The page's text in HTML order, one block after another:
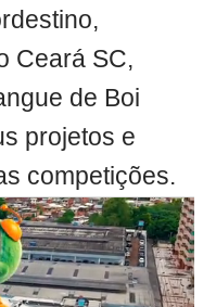
Ceará SC,
de Boi
projetos e
competições.